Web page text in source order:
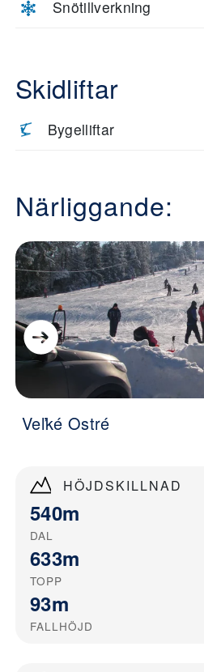
HÖJDSKILLNAD
540m
DAL
633m
TOPP
93m
FALLHÖJD
Snötillverkning
Skidliftar
Bygelliftar
Närliggande:
Veľké Ostré